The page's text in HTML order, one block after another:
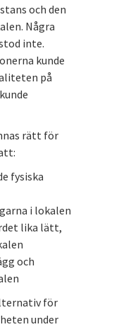
och den
Några
inte.
kunde
på
rätt för
fysiska
i lokalen
lika lätt,
och
för
under